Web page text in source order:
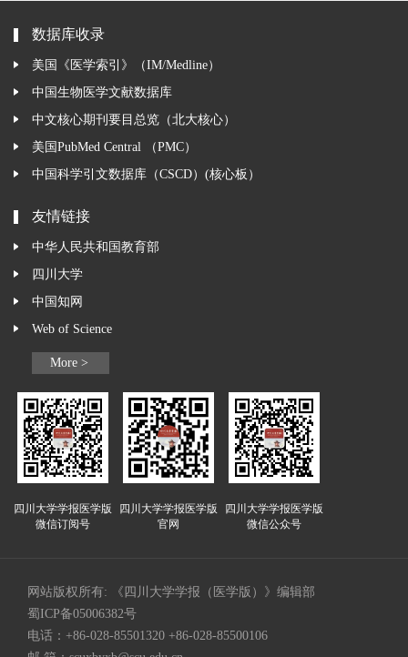
数据库收录
美国《医学索引》（IM/Medline）
中国生物医学文献数据库
中文核心期刊要目总览（北大核心）
美国PubMed Central （PMC）
中国科学引文数据库（CSCD）(核心板）
友情链接
中华人民共和国教育部
四川大学
中国知网
Web of Science
More >
四川大学学报医学版
微信订阅号
四川大学学报医学版
官网
四川大学学报医学版
微信公众号
网站版权所有: 《四川大学学报（医学版）》编辑部
蜀ICP备05006382号
电话：+86-028-85501320 +86-028-85500106